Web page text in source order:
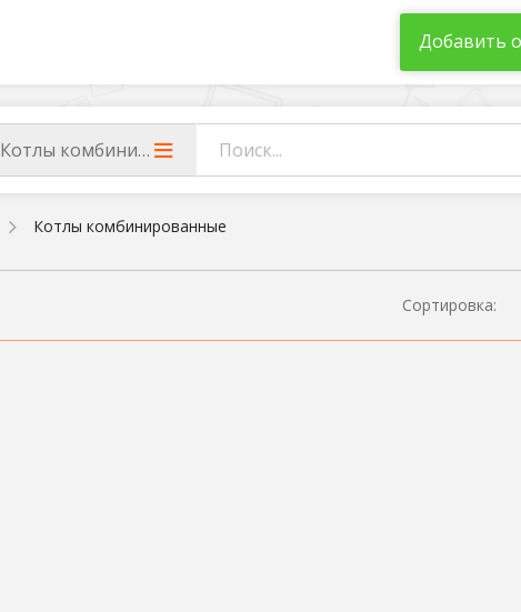
Добавить
Котлы комбинированные
Котлы комбинированные
Сортировка: